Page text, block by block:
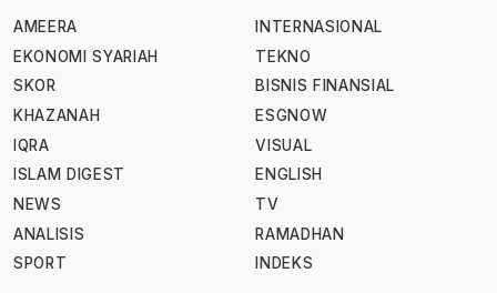
AMEERA
EKONOMI SYARIAH
SKOR
KHAZANAH
IQRA
ISLAM DIGEST
NEWS
ANALISIS
SPORT
INTERNASIONAL
TEKNO
BISNIS FINANSIAL
ESGNOW
VISUAL
ENGLISH
TV
RAMADHAN
INDEKS